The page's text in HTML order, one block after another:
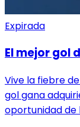
Expirada
El mejor gol
Vive la fiebre
gol gana
oportunidad de